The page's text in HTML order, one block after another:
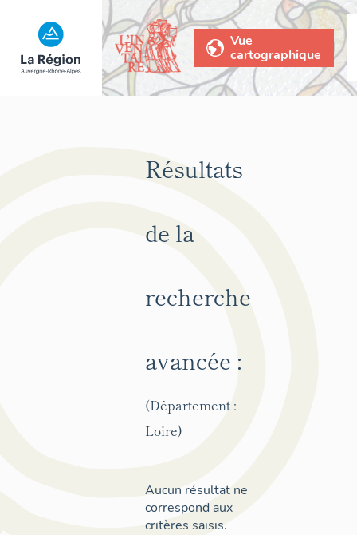
Vue
cartographique
Résultats
de la
recherche
avancée :
(Département :
Loire)
Aucun résultat ne
correspond aux
critères saisis.